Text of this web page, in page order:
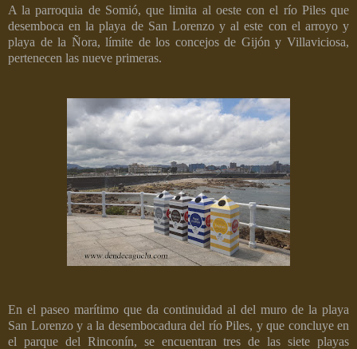
A la parroquia de Somió, que limita al oeste con el río Piles que
desemboca en la playa de San Lorenzo y al este con el arroyo y
playa de la Ñora, límite de los concejos de Gijón y Villaviciosa,
pertenecen las nueve primeras.
En el paseo marítimo que da continuidad al del muro de la playa
San Lorenzo y a la desembocadura del río Piles, y que concluye en
el parque del Rinconín, se encuentran tres de las siete playas